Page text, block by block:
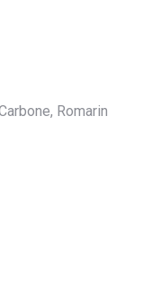
Romarin